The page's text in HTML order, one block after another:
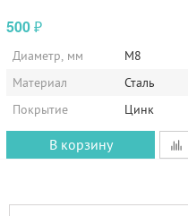
500₽
Диаметр, мм
М8
Материал
Сталь
Покрытие
Цинк
В корзину